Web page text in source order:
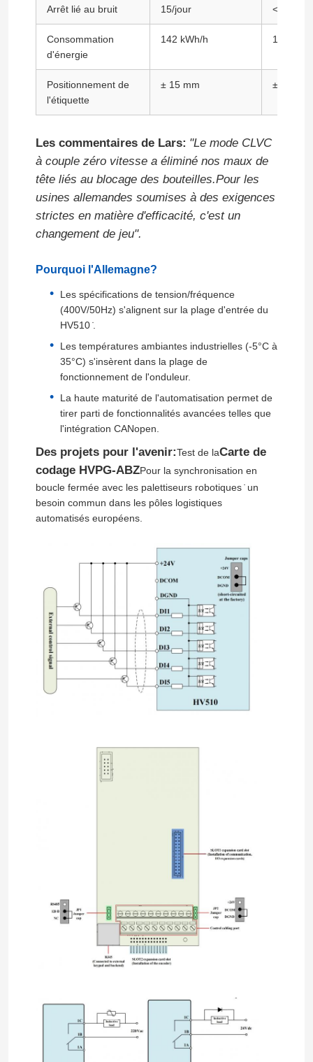
Convertisseur de fréquence variable
Inverseur de fréquence de vecteur
Inverseur d'entraînement de fréquence
Appareil à fréquence variable pour grue
Optimisateur solaire
onduleur hybride solaire
Arrêt lié au bruit 15/jour <2/jour
Consommation
d'énergie
142 kWh/h 121
Positionnement de
l'étiquette
± 15 mm ± 2 mm
Les commentaires de Lars: "Le mode CLVC
à couple zéro vitesse a éliminé nos maux de
tête liés au blocage des bouteilles.Pour les
usines allemandes soumises à des exigences
strictes en matière d'efficacité, c'est un
changement de jeu".
Pourquoi l'Allemagne?
Les spécifications de tension/fréquence
(400V/50Hz) s'alignent sur la plage d'entrée du
HV510 ̇.
Les températures ambiantes industrielles (-5°C à
35°C) s'insèrent dans la plage de
fonctionnement de l'onduleur.
La haute maturité de l'automatisation permet de
tirer parti de fonctionnalités avancées telles que
l'intégration CANopen.
Des projets pour l'avenir:Test de laCarte de
codage HVPG-ABZPour la synchronisation en
boucle fermée avec les palettiseurs robotiques ̇ un
besoin commun dans les pôles logistiques
automatisés européens.